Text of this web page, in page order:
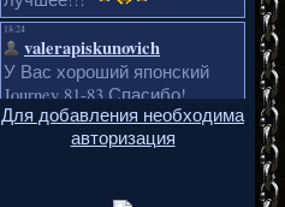
Для добавления необходима
авторизация